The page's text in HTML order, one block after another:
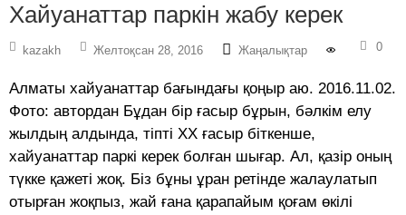
Хайуанаттар паркін жабу керек
kazakh Желтоқсан 28, 2016 Жаңалықтар 0
Алматы хайуанаттар бағындағы қоңыр аю. 2016.11.02.
Фото: автордан Бұдан бір ғасыр бұрын, бәлкім елу
жылдың алдында, тіпті ХХ ғасыр біткенше,
хайуанаттар паркі керек болған шығар. Ал, қазір оның
түкке қажеті жоқ. Біз бұны ұран ретінде жалаулатып
отырған жоқпыз, жай ғана қарапайым қоғам өкілі